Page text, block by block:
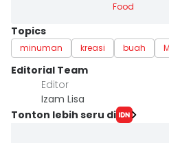
Food
Topics
minuman kreasi buah
Editorial Team
Editor
Izam Lisa
Tonton lebih seru di